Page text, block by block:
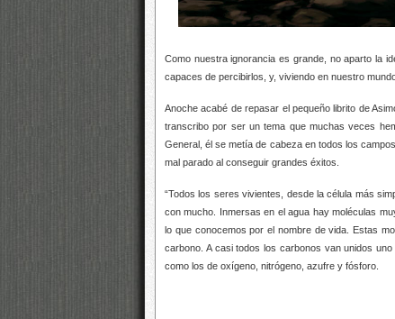
Como nuestra ignorancia es grande, no aparto la
capaces de percibirlos, y, viviendo en nuestro
Anoche acabé de repasar el pequeño librito de
transcribo por ser un tema que muchas veces
General, él se metía de cabeza en todos los
mal parado al conseguir grandes éxitos.
“Todos los seres vivientes, desde la célula más
con mucho. Inmersas en el agua hay moléculas
lo que conocemos por el nombre de vida. Estas
carbono. A casi todos los carbonos van unidos
como los de oxígeno, nitrógeno, azufre y fósforo.